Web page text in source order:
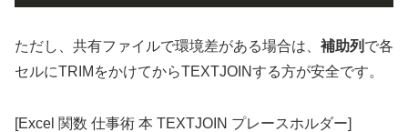
ただし、共有ファイルで環境差がある場合は、 補助列 で各
セルにTRIMをかけてからTEXTJOINする方が安全です。
[Excel 関数 仕事術 本 TEXTJOIN プレースホルダー]